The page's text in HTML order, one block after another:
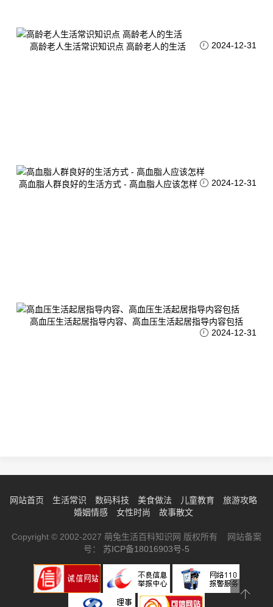
高龄老人生活常识知识点 高龄老人的生活 2024-12-31
高血脂人群良好的生活方式 - 高血脂人应该怎样 2024-12-31
高血压生活起居指导内容、高血压生活起居指导内容包括
2024-12-31
网站首页 生活常识 数码科技 美食做法 儿童教育
旅游攻略
婚姻情感
女性时尚 故事散文
Copyright © 2002-2027 萌兔生活百科知识网 版权所有 网站备案
号： 苏ICP备18016903号-5